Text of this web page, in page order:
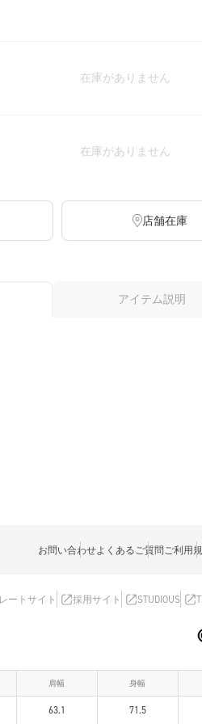
在庫がありません
在庫がありません
店舗在庫
アイテム説明
お問い合わせよくあるご質問ご利用
ートサイト 採用サイト STUDIOUS
肩幅 身幅
63.1 71.5